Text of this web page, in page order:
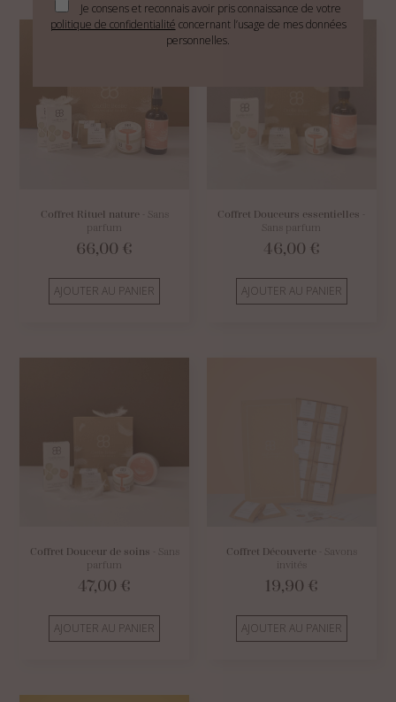
Coffret Rituel nature- Sans
parfum
66,00 €
AJOUTER AU PANIER
Coffret Douceurs essentielles
Sans parfum
46,00 €
AJOUTER AU PANIER
Coffret Douceur de soins
- Sans
parfum
47,00 €
AJOUTER AU PANIER
Coffret Découverte- Savons
invités
19,90 €
AJOUTER AU PANIER
Je consens et reconnais avoir pris connaissance de votre
politique de confidentialité concernant l’usage de mes données
personnelles.